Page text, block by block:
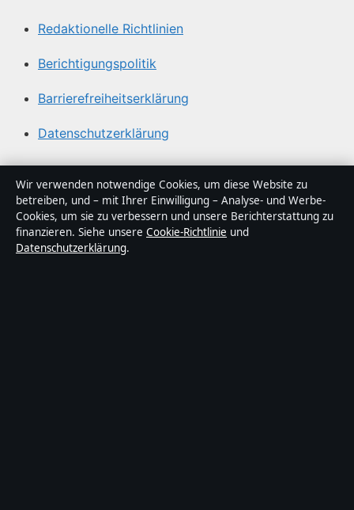
Redaktionelle Richtlinien
Berichtigungspolitik
Barrierefreiheitserklärung
Datenschutzerklärung
Über Politikstudio in Kürze
Politikstudio ist ein unabhängiger digitaler
Nachrichtenanbieter mit Fokus auf Politik, Wirtschaft,
Technik und Gesellschaft in Deutschland. Jeder Artikel
Wir verwenden notwendige Cookies, um diese Website zu
betreiben, und – mit Ihrer Einwilligung – Analyse- und Werbe-
Cookies, um sie zu verbessern und unsere Berichterstattung zu
finanzieren. Siehe unsere Cookie-Richtlinie und
Datenschutzerklärung.